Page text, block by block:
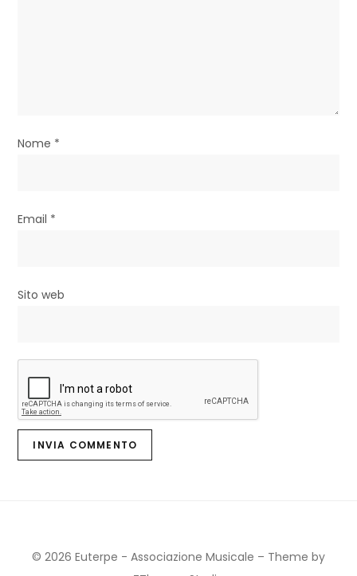
i
Nome *
Email *
Sito web
© 2026 Euterpe - Associazione Musicale – Theme by